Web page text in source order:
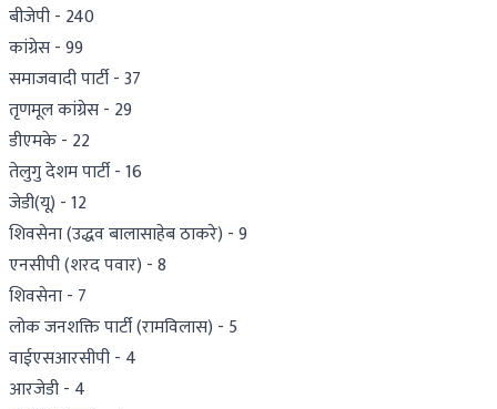
बीजेपी - 240
कांग्रेस - 99
समाजवादी पार्टी - 37
तृणमूल कांग्रेस - 29
डीएमके - 22
तेलुगु देशम पार्टी - 16
जेडी(यू) - 12
शिवसेना (उद्धव बालासाहेब ठाकरे) - 9
एनसीपी (शरद पवार) - 8
शिवसेना - 7
लोक जनशक्ति पार्टी (रामविलास) - 5
वाईएसआरसीपी - 4
आरजेडी - 4